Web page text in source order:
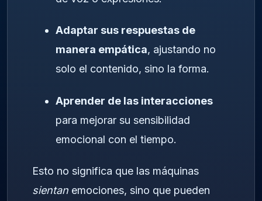
Adaptar sus respuestas de
manera empática, ajustando no
solo el contenido, sino la forma.
Aprender de las interacciones
para mejorar su sensibilidad
emocional con el tiempo.
Esto no significa que las máquinas
sientan emociones, sino que pueden